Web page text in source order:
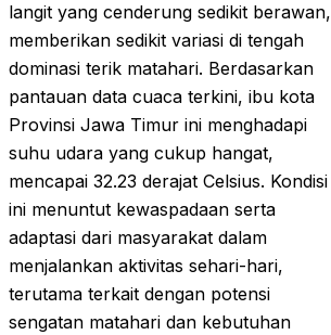
langit yang cenderung sedikit berawan,
memberikan sedikit variasi di tengah
dominasi terik matahari. Berdasarkan
pantauan data cuaca terkini, ibu kota
Provinsi Jawa Timur ini menghadapi
suhu udara yang cukup hangat,
mencapai 32.23 derajat Celsius. Kondisi
ini menuntut kewaspadaan serta
adaptasi dari masyarakat dalam
menjalankan aktivitas sehari-hari,
terutama terkait dengan potensi
sengatan matahari dan kebutuhan